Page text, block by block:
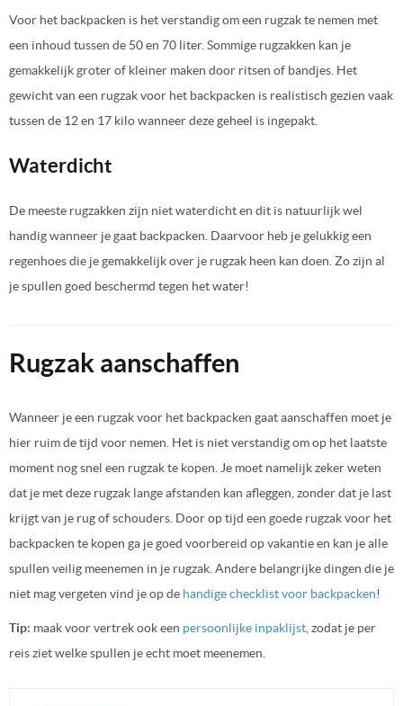
Voor het backpacken is het verstandig om een rugzak te nemen met
een inhoud tussen de 50 en 70 liter. Sommige rugzakken kan je
gemakkelijk groter of kleiner maken door ritsen of bandjes. Het
gewicht van een rugzak voor het backpacken is realistisch gezien vaak
tussen de 12 en 17 kilo wanneer deze geheel is ingepakt.
Waterdicht
De meeste rugzakken zijn niet waterdicht en dit is natuurlijk wel
handig wanneer je gaat backpacken. Daarvoor heb je gelukkig een
regenhoes die je gemakkelijk over je rugzak heen kan doen. Zo zijn al
je spullen goed beschermd tegen het water!
Rugzak aanschaffen
Wanneer je een rugzak voor het backpacken gaat aanschaffen moet je
hier ruim de tijd voor nemen. Het is niet verstandig om op het laatste
moment nog snel een rugzak te kopen. Je moet namelijk zeker weten
dat je met deze rugzak lange afstanden kan afleggen, zonder dat je last
krijgt van je rug of schouders. Door op tijd een goede rugzak voor het
backpacken te kopen ga je goed voorbereid op vakantie en kan je alle
spullen veilig meenemen in je rugzak. Andere belangrijke dingen die je
niet mag vergeten vind je op de handige checklist voor backpacken!
Tip: maak voor vertrek ook een persoonlijke inpaklijst , zodat je per
reis ziet welke spullen je echt moet meenemen.